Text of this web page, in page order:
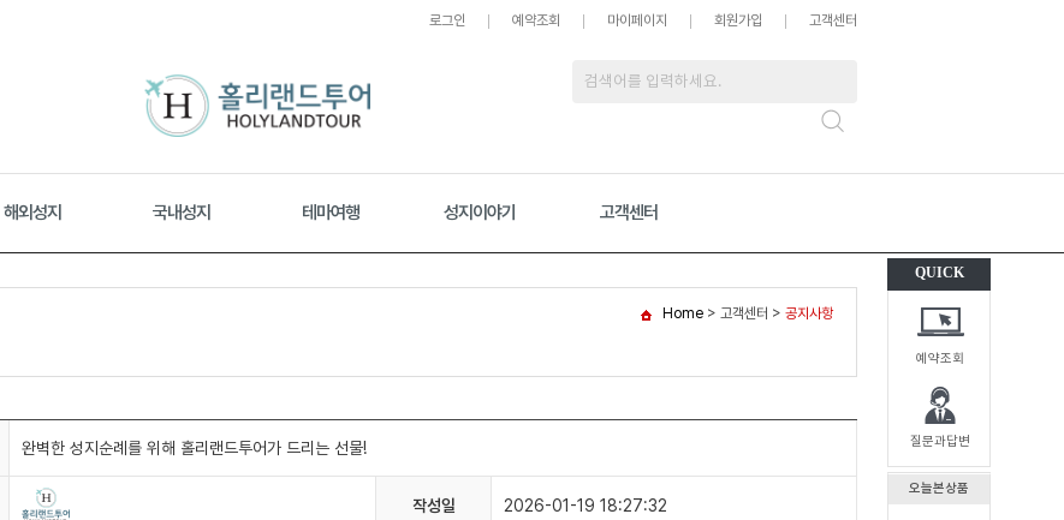
QUICK
예약조회
질문과답변
오늘본상품
로그인 예약조회 마이페이지 회원가입 고객센터
해외성지 국내성지 테마여행 성지이야기 고객센터
Home > 고객센터 > 공지사항
완벽한 성지순례를 위해 홀리랜드투어가 드리는 선물!
작성일 2026-01-19 18:27:32